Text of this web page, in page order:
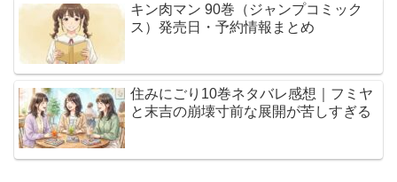
キン肉マン 90巻（ジャンプコミック
ス）発売日・予約情報まとめ
住みにごり10巻ネタバレ感想｜フミヤ
と末吉の崩壊寸前な展開が苦しすぎる